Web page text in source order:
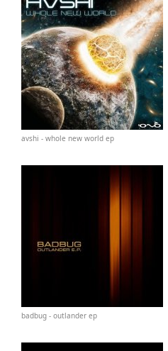
avshi - whole new world ep
badbug - outlander ep